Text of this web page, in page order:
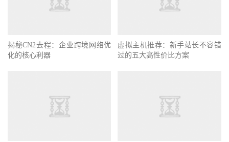
揭秘CN2去程：企业跨境网络优
化的核心利器
虚拟主机推荐：新手站长不容错
过的五大高性价比方案